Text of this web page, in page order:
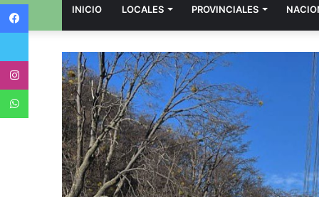
INICIO LOCALES PROVINCIALES
Twitter
Instagram
WhatsApp